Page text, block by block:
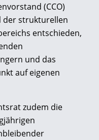
(CCO)
der strukturellen
entschieden,
und das
auf eigenen
zudem die